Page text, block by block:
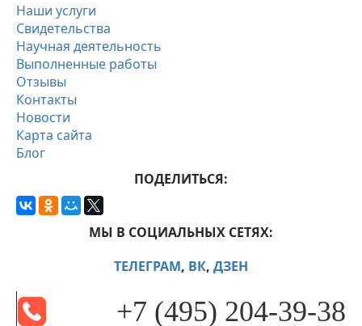
Наши услуги
Свидетельства
Научная деятельность
Выполненные работы
Отзывы
Контакты
Новости
Карта сайта
Блог
ПОДЕЛИТЬСЯ:
МЫ В СОЦИАЛЬНЫХ СЕТЯХ:
ТЕЛЕГРАМ, ВК, ДЗЕН
+7 (495) 204-39-38